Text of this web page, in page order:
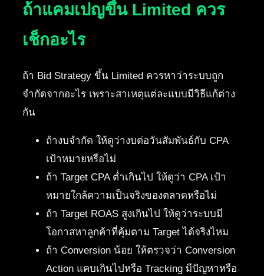
ถ้าแคมเปญขึ้น Limited ควร
เช็กอะไร
ถ้า Bid Strategy ขึ้น Limited ควรหาว่าระบบถูก
จำกัดจากอะไร เพราะสาเหตุแต่ละแบบมีวิธีแก้ต่าง
กัน
ถ้างบจำกัด ให้ดูว่างบต่อวันสัมพันธ์กับ CPA
เป้าหมายหรือไม่
ถ้า Target CPA ต่ำเกินไป ให้ดูว่า CPA เป้า
หมายใกล้ความเป็นจริงของตลาดหรือไม่
ถ้า Target ROAS สูงเกินไป ให้ดูว่าระบบมี
โอกาสหาลูกค้าที่คุ้มตาม Target ได้จริงไหม
ถ้า Conversion น้อย ให้ตรวจว่า Conversion
Action แคบเกินไปหรือ Tracking มีปัญหาหรือ